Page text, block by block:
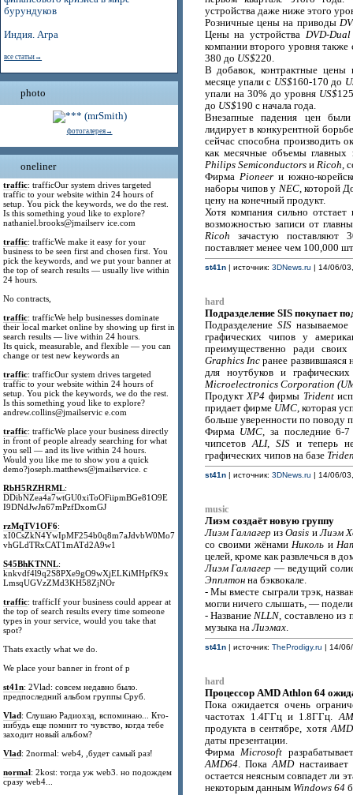
бурундуков
Индия. Агра
все статьи→
photo
фотогалерея→
oneliner
traffic: trafficOur system drives targeted
traffic to your website within 24 hours of
setup. You pick the keywords, we do the rest.
Is this something youd like to explore?
nathaniel.brooks@jmailserv ice.com
traffic: trafficWe make it easy for your
business to be seen first and chosen first. You
pick the keywords, and we put your banner at
the top of search results — usually live within
24 hours.
No contracts,
traffic: trafficWe help businesses dominate
their local market online by showing up first in
search results — live within 24 hours.
Its quick, measurable, and flexible — you can
change or test new keywords an
traffic: trafficOur system drives targeted
traffic to your website within 24 hours of
setup. You pick the keywords, we do the rest.
Is this something youd like to explore?
andrew.collins@jmailservic e.com
traffic: trafficWe place your business directly
in front of people already searching for what
you sell — and its live within 24 hours.
Would you like me to show you a quick
demo?joseph.matthews@jmailservice. c
RbH5RZHRML:
DDibNZea4a7wtGU0xiToOFiipmBGe81O9E
I9DNdJwJn67mPzfDxomGJ
rzMqTV1OF6:
xI0CsZkN4YwIpMF254b0q8m7aJdvbW0Mo7
vhGLdTRxCAT1mATd2A9w1
S45BhKTNNL:
knkvdf4l9q2S8PXe9gO9wXjELKiMHpfK9x
LmsqUGVzZMd3KH58ZjNOr
traffic: trafficIf your business could appear at
the top of search results every time someone
types in your service, would you take that
spot?
Thats exactly what we do.
We place your banner in front of p
st41n: 2Vlad: совсем недавно было.
предпоследний альбом группы Сруб.
Vlad: Слушаю Радиохэд, вспоминаю... Кто-
нибудь еще помнит то чувство, когда тебе
заходит новый альбом?
Vlad: 2normal: web4, ,будет самый раз!
normal: 2kost: тогда уж web3. но подождем
сразу web4...
устройства даже ниже этого
Розничные цены на приводы
Цены на устройства DVD-Dual
компании второго уровня
380 до US$220.
В добавок, контрактные цены
месяце упали с US$160-170 до
упали на 30% до уровня US$
до US$190 с начала года.
Внезапные падения цен
лидирует в конкурентной
сейчас способна производить
как месячные объемы главных
Philips Semiconductorsи Ricoh,
Фирма Pioneerи южно-
наборы чипов у NEC, которой
цену на конечный продукт.
Хотя компания сильно
возможностью записи от
Ricoh зачастую поставляют
поставляет менее чем 100,000
st41n| источник: 3DNews.ru | 14/06/
hard
Подразделение SIS покупает
Подразделение SISназываемое
графических чипов у
преимущественно ради своих
Graphics Incранее развившаяся
для ноутбуков и
Microelectronics Corporation
ПродуктXP4 фирмы Trident
придает фирме UMC, которая
больше уверенности по поводу
Фирма UMC, за последние 6-
чипсетовALI, SISи теперь не
графических чипов на базе
st41n| источник: 3DNews.ru | 14/06/
music
Лиэм создаёт новую группу
Лиэм Галлагер изOasis иЛиэм
со своими жёнами Николь и
целей, кроме как развлечься в
Лиэм Галлагер — ведущий
Эпплтонна бэквокале.
- Мы вместе сыграли трэк,
могли ничего слышать, —
- НазваниеNLLN, составлено
музыка наЛиэмах.
st41n| источник: TheProdigy.ru | 14/
hard
Процессор AMD Athlon 64
Пока ожидается очень
частотах 1.4ГГц и 1.8ГГц.
продукта в сентябре, хотяAMD
даты презентации.
ФирмаMicrosoft
AMD64. ПокаAMDнастаивает
остается неясным совпадет ли
некоторым данным Windows 64